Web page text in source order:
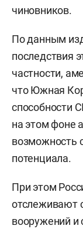
чиновников.
По данным
последствия
частности,
что Южная
способности
на этом фоне
возможность
потенциала.
При этом
отслеживают
вооружений и